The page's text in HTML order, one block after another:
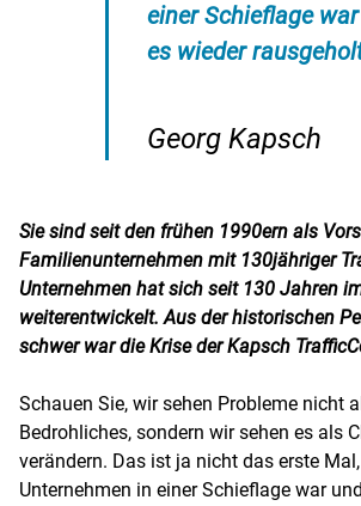
einer Schieflage
es wieder
Georg Kapsch
Sie sind seit den frühen 1990ern als
Familienunternehmen mit 130jähriger
Unternehmen hat sich seit 130 Jahren
weiterentwickelt. Aus der historischen
schwer war die Krise der Kapsch
Schauen Sie, wir sehen Probleme nicht
Bedrohliches, sondern wir sehen es als
verändern. Das ist ja nicht das erste
Unternehmen in einer Schieflage war